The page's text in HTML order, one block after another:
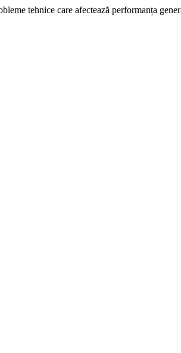
tehnice care afectează performanța